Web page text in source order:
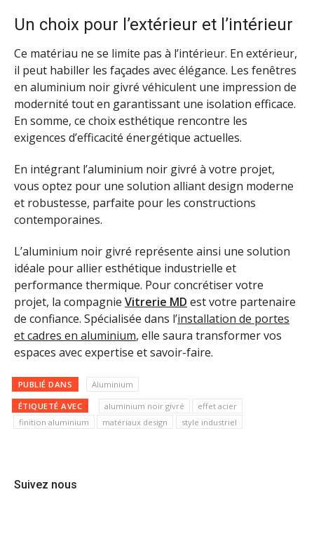
Un choix pour l’extérieur et l’intérieur
Ce matériau ne se limite pas à l’intérieur. En extérieur,
il peut habiller les façades avec élégance. Les fenêtres
en aluminium noir givré véhiculent une impression de
modernité tout en garantissant une isolation efficace.
En somme, ce choix esthétique rencontre les
exigences d’efficacité énergétique actuelles.
En intégrant l’aluminium noir givré à votre projet,
vous optez pour une solution alliant design moderne
et robustesse, parfaite pour les constructions
contemporaines.
L’aluminium noir givré représente ainsi une solution
idéale pour allier esthétique industrielle et
performance thermique. Pour concrétiser votre
projet, la compagnie Vitrerie MD est votre partenaire
de confiance. Spécialisée dans l’installation de portes
et cadres en aluminium, elle saura transformer vos
espaces avec expertise et savoir-faire.
PUBLIÉ DANS Aluminium
ÉTIQUETÉ AVEC aluminium noir givré
effet acier
finition aluminium
matériaux design style industriel
Suivez nous